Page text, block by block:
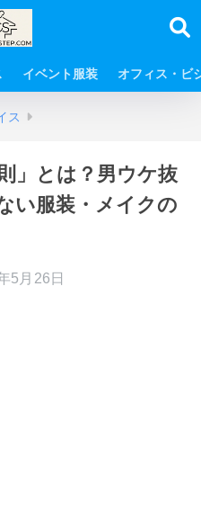
イベント服装 オフィス・ビ
ス
」とは？男ウケ抜
い服装・メイクの
5月26日